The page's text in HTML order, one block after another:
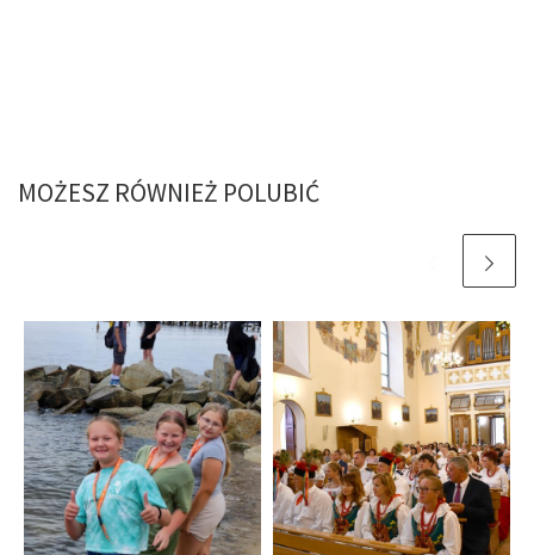
MOŻESZ RÓWNIEŻ POLUBIĆ